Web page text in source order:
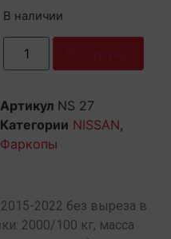
В наличии
Артикул NS 27
Категории NISSAN,
Фаркопы
2022 без выреза в
2000/100 кг, масса